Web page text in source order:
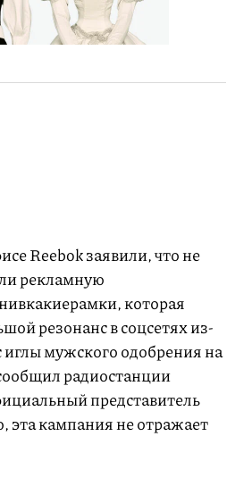
Reebok заявили, что не
рекламную
которая
резонанс в соцсетях из-
иглы мужского одобрения на
радиостанции
представитель
эта кампания не отражает